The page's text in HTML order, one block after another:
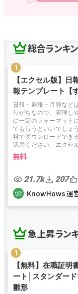
総合ランキ
【エクセル版】日
報テンプレート【
日報・週報・月報など
りがちなので、管理し
に一定のフォーマット
てもらうといいでしょ
料でダウンロードでき
活用ください。エクセ
無料
21.7k 207
KnowHows 運
急上昇ラン
【無料】在職証明
ート│スタンダー
雛形